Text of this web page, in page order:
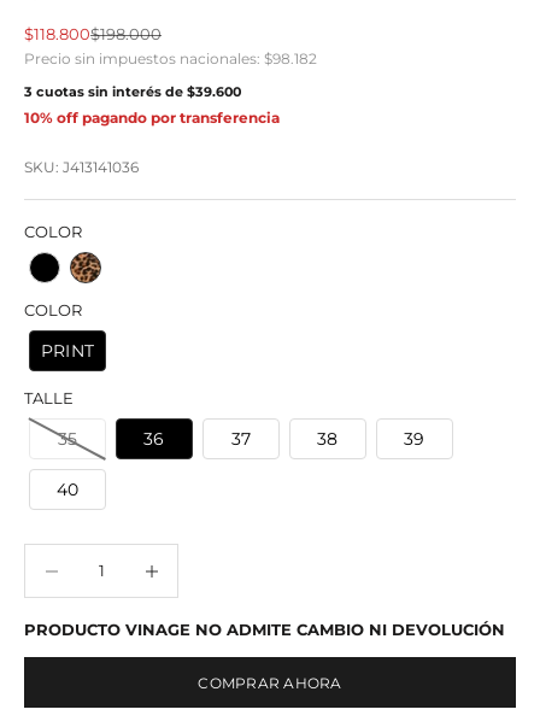
Precio de oferta
$118.800Precio normal
$198.000
Precio sin impuestos nacionales: $98.182
3 cuotas sin interés de $39.600
10% off pagando por transferencia
SKU: J413141036
COLOR
COLOR
PRINT
TALLE
35 36 37 38 39
40
PRODUCTO VINAGE NO ADMITE CAMBIO NI DEVOLUCIÓN
COMPRAR AHORA